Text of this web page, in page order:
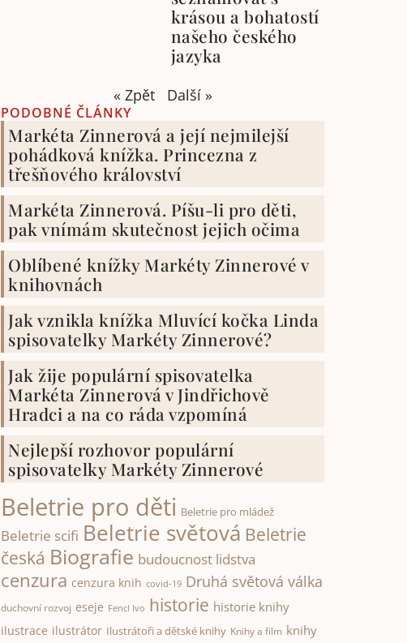
krásou a bohatostí
našeho českého
jazyka
« Zpět Další »
PODOBNÉ ČLÁNKY
Markéta Zinnerová a její nejmilejší
pohádková knížka. Princezna z
třešňového království
Markéta Zinnerová. Píšu-li pro děti,
pak vnímám skutečnost jejich očima
Oblíbené knížky Markéty Zinnerové v
knihovnách
Jak vznikla knížka Mluvící kočka Linda
spisovatelky Markéty Zinnerové?
Jak žije populární spisovatelka
Markéta Zinnerová v Jindřichově
Hradci a na co ráda vzpomíná
Nejlepší rozhovor populární
spisovatelky Markéty Zinnerové
Beletrie pro děti Beletrie pro mládež
Beletrie scifi Beletrie světová Beletrie
česká Biografie budoucnost lidstva
cenzura cenzura knih covid-19 Druhá světová válka
duchovní rozvoj eseje Fencl Ivo historie historie knihy
ilustrace ilustrátor Ilustrátoři a dětské knihy Knihy a film knihy